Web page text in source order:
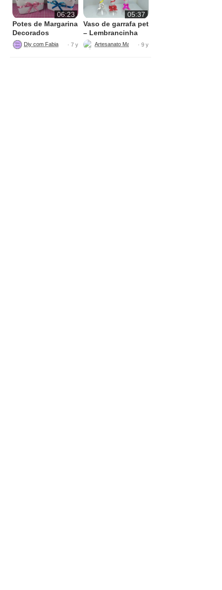
06:23
Potes de Margarina
Decorados
Diy com Fabiana Nogueira
· 7 y
05:37
Vaso de garrafa pet
– Lembrancinha
· 9 y